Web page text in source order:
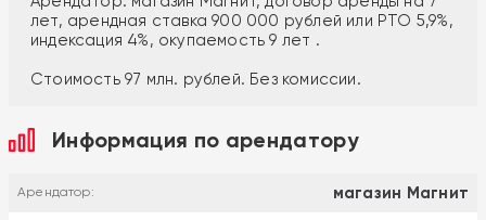
лет, арендная ставка 900 000 рублей или РТО 5,9%,
индексация 4%, окупаемость 9 лет .
Стоимость 97 млн. рублей. Без комиссии.
Информация по арендатору
Арендатор: магазин Магнит